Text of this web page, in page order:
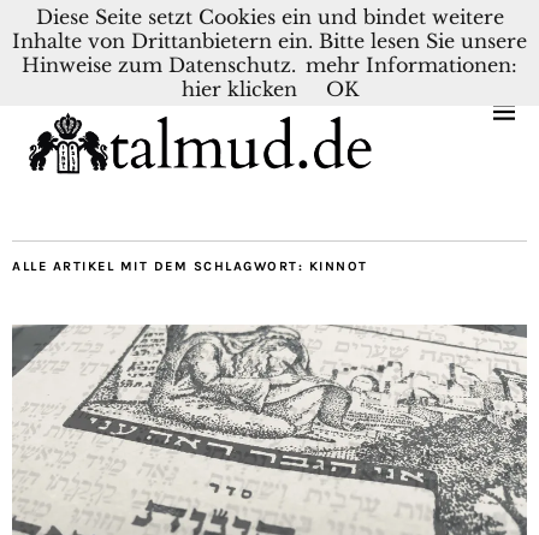
KONTAKT BLOG DEUTSCH NEDERLANDS
ALLE ARTIKEL MIT DEM SCHLAGWORT: KINNOT
Diese Seite setzt Cookies ein und bindet weitere
Inhalte von Drittanbietern ein. Bitte lesen Sie unsere
Hinweise zum Datenschutz. mehr Informationen:
hier klicken
OK